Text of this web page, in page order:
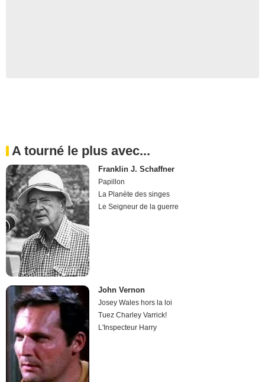
A tourné le plus avec...
Franklin J. Schaffner
Papillon
La Planète des singes
Le Seigneur de la guerre
John Vernon
Josey Wales hors la loi
Tuez Charley Varrick!
L'Inspecteur Harry